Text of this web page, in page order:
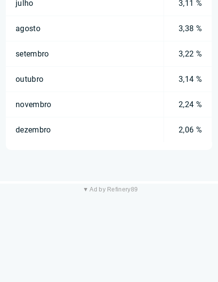
julho 3,11 %
agosto 3,38 %
setembro 3,22 %
outubro 3,14 %
novembro 2,24 %
dezembro 2,06 %
▼ Ad by Refinery89